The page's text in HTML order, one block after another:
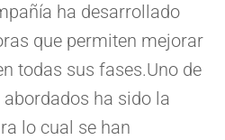
ha desarrollado
que permiten mejorar
todas sus fases.Uno de
ha sido la
lo cual se han